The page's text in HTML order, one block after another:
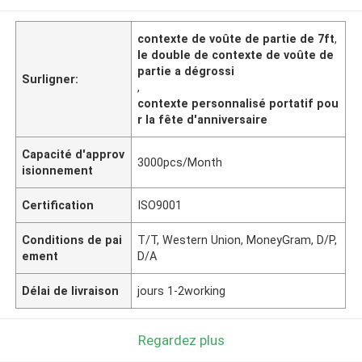
Surligner:
contexte de voûte de partie de 7ft,
le double de contexte de voûte de
partie a dégrossi
,
contexte personnalisé portatif pou
r la fête d'anniversaire
Capacité d'approv
isionnement
3000pcs/Month
Certification ISO9001
Conditions de pai
ement
T/T, Western Union, MoneyGram, D/P,
D/A
Délai de livraison jours 1-2working
Regardez plus